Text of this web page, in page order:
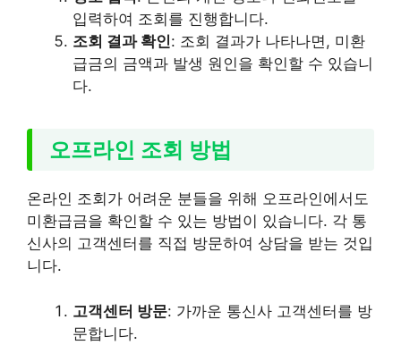
입력하여 조회를 진행합니다.
조회 결과 확인: 조회 결과가 나타나면, 미환
급금의 금액과 발생 원인을 확인할 수 있습니
다.
오프라인 조회 방법
온라인 조회가 어려운 분들을 위해 오프라인에서도
미환급금을 확인할 수 있는 방법이 있습니다. 각 통
신사의 고객센터를 직접 방문하여 상담을 받는 것입
니다.
고객센터 방문: 가까운 통신사 고객센터를 방
문합니다.